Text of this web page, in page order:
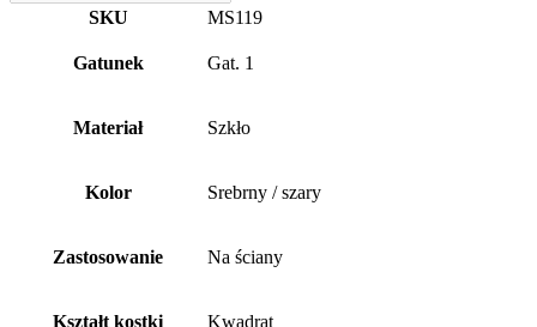
SKU MS119
Gatunek Gat. 1
Materiał Szkło
Kolor Srebrny / szary
Zastosowanie Na ściany
Kształt kostki Kwadrat